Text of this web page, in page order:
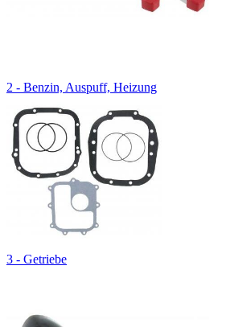
2 - Benzin, Auspuff, Heizung
3 - Getriebe